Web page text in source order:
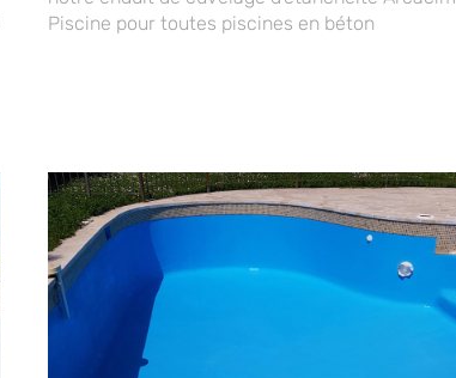
Piscine pour toutes piscines en béton